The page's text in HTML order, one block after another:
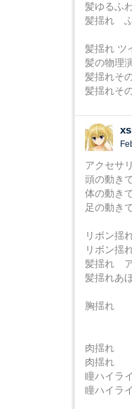
髪ゆる
髪揺れ
髪揺れ ツ
髪の物理
髪揺れそ
髪揺れそ
アクセサ
頭の動き
体の動き
足の動き
リボン
リボン
髪揺れ
髪揺れ
胸揺れ
肉揺れ
肉揺れ
瞳ハイラ
瞳ハイラ